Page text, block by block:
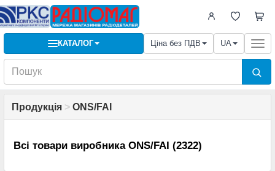
КАТАЛОГ Ціна без ПДВ UA
Продукція > ONS/FAI
Всі товари виробника ONS/FAI (2322)